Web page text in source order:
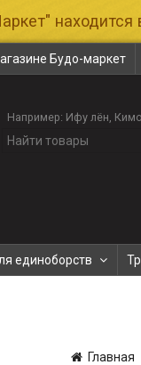
находится
Будо-маркет
Например: Ифу лён
единоборств
Главная